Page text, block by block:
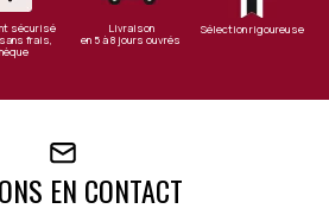
sécurisé
frais,
Livraison
en 5 à 8 jours ouvrés
Sélection rigoureuse
EN CONTACT